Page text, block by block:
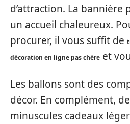
d’attraction. La bannière
un accueil chaleureux.
procurer, il vous suffit de
décoration en ligne pas chère et
Les ballons sont des
décor. En complément,
minuscules cadeaux